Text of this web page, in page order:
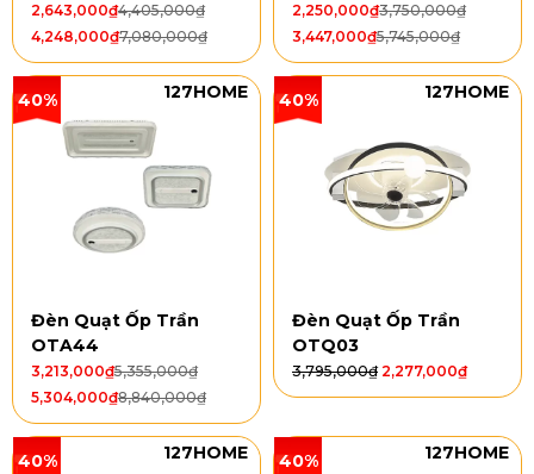
4,405,000₫
2,643,000₫
7,080,000₫
4,248,000₫
3,750,000₫
2,250,000₫
5,745,000₫
3,447,000₫
40% 127HOME
Đèn Quạt Ốp Trần
OTA44
5,355,000₫
3,213,000₫
8,840,000₫
5,304,000₫
40% 127HOME
Đèn Quạt Ốp Trần
OTQ03
3,795,000₫ 2,277,000₫
40% 127HOME 40% 127HOME